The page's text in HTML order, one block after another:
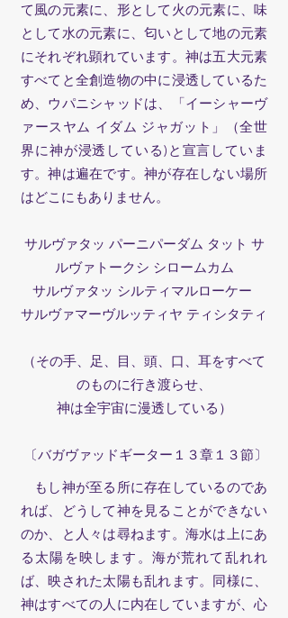
て風の元素に、形として火の元素に、味
として水の元素に、匂いとして地の元素
にそれぞれ顕れています。神は五大元素
すべてと全創造物の中に浸透しているた
め、ウパニシャッドは、「イーシャーヴ
ァースヤム イダム ジャガット」（全世
界に神が浸透している)と宣言していま
す。神は遍在です。神が存在しない場所
はどこにもありません。
サルヴァタッ パーニパーダム タット サ
ルヴァトークシ シロームカム
サルヴァタッ シルティマルローケー
サルヴァマーヴルッティヤ ティシタティ
（その手、足、目、頭、口、耳をすべて
のものに行き渡らせ、
神は全宇宙に漫透している）
〔バガヴァッドギーター１３章１３節〕
もし神が至る所に存在しているのであ
れば、どうして神を見ることができない
のか、と人々は尋ねます。海水は上にあ
る太陽を映します。海が荒れて乱れれ
ば、映された太陽も乱れます。同様に、
神はすべての人に内在していますが、心